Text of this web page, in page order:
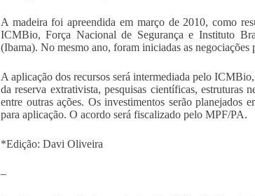
A madeira foi apreendida em março de 2010, como
ICMBio, Força Nacional de Segurança e Instituto
(Ibama). No mesmo ano, foram iniciadas as negociações
A aplicação dos recursos será intermediada pelo
da reserva extrativista, pesquisas científicas, estruturas
entre outras ações. Os investimentos serão planejados
para aplicação. O acordo será fiscalizado pelo MPF/PA.
*Edição: Davi Oliveira
–